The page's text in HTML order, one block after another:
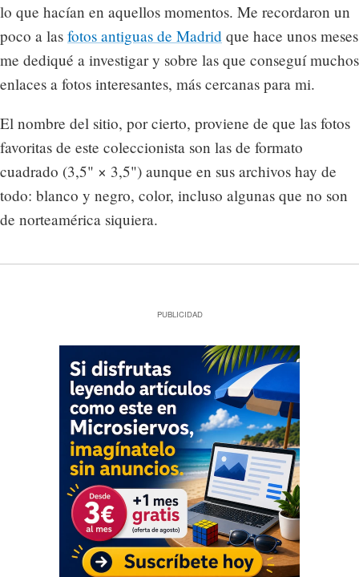
lo que hacían en aquellos momentos. Me recordaron un
poco a las fotos antiguas de Madrid que hace unos meses
me dediqué a investigar y sobre las que conseguí muchos
enlaces a fotos interesantes, más cercanas para mi.
El nombre del sitio, por cierto, proviene de que las fotos
favoritas de este coleccionista son las de formato
cuadrado (3,5" × 3,5") aunque en sus archivos hay de
todo: blanco y negro, color, incluso algunas que no son
de norteamérica siquiera.
PUBLICIDAD